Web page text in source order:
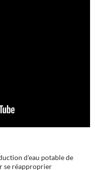
d'eau potable de
se réapproprier